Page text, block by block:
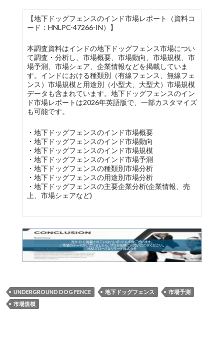
【地下ドッグフェンスのインド市場レポート（資料コ
ード：HNLPC-47266-IN）】
本調査資料はインドの地下ドッグフェンス市場につい
て調査・分析し、市場概要、市場動向、市場規模、市
場予測、市場シェア、企業情報などを掲載していま
す。インドにおける種類別（有線フェンス、無線フェ
ンス）市場規模と用途別（小型犬、大型犬）市場規模
データも含まれています。地下ドッグフェンスのイン
ド市場レポートは2026年英語版で、一部カスタマイズ
も可能です。
・地下ドッグフェンスのインド市場概要
・地下ドッグフェンスのインド市場動向
・地下ドッグフェンスのインド市場規模
・地下ドッグフェンスのインド市場予測
・地下ドッグフェンスの種類別市場分析
・地下ドッグフェンスの用途別市場分析
・地下ドッグフェンスの主要企業分析(企業情報、売
上、市場シェアなど)
UNDERGROUND DOG FENCE 地下ドッグフェンス
市場予測
市場規模